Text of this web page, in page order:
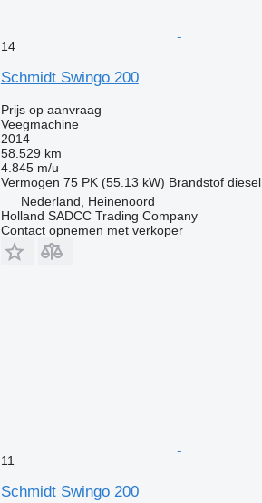
14
Schmidt Swingo 200
Prijs op aanvraag
Veegmachine
2014
58.529 km
4.845 m/u
Vermogen 75 PK (55.13 kW) Brandstof diesel
Nederland, Heinenoord
Holland SADCC Trading Company
Contact opnemen met verkoper
11
Schmidt Swingo 200